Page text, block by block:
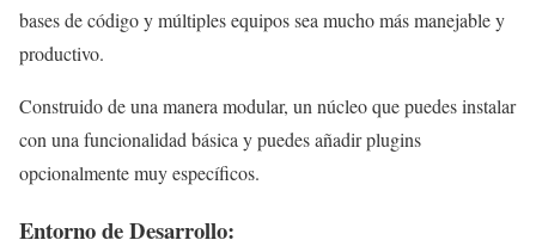
bases de código y múltiples equipos sea mucho más manejable y
productivo.
Construido de una manera modular, un núcleo que puedes instalar
con una funcionalidad básica y puedes añadir plugins
opcionalmente muy específicos.
Entorno de Desarrollo: